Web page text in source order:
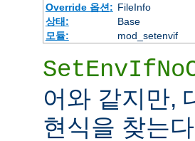
Override 옵션: FileInfo
상태:
Base
모듈:
mod_setenvif
어와 같지만,
현식을 찾는